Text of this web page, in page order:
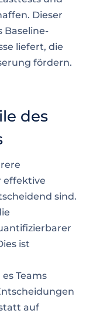
Dieser
Baseline-
liefert, die
fördern.
des
effektive
sind.
ist
Teams
auf